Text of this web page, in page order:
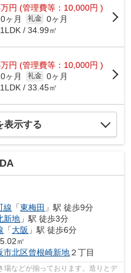
万円 (管理費等：10,000円 )
0ヶ月 礼金 0ヶ月
/ 34.99㎡
万円 (管理費等：10,000円 )
0ヶ月 礼金 0ヶ月
/ 33.45㎡
表示する
線 「東梅田 」駅 徒歩9分
新地 」駅 徒歩3分
「大阪 」駅 徒歩6分
㎡
市北区曾根崎新地２丁目
場などが揃っております。造りとデ